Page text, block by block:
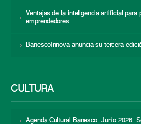
Ventajas de la inteligencia artificial para
emprendedores
BanescoInnova anuncia su tercera
CULTURA
Agenda Cultural Banesco. Junio 2026.